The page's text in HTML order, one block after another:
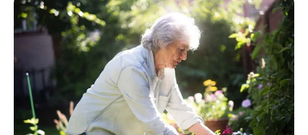
Why everything you thought you knew about water
might be wrong
CTA LOVE